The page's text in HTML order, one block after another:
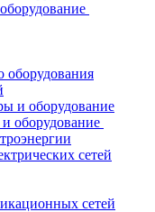
оборудования
оборудование
сетей
сетей